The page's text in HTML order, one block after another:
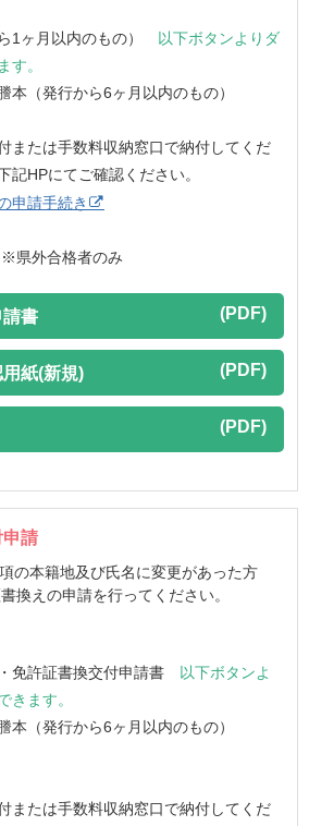
1ヶ月以内のもの）
以下ボタンよりダ
す。
本（発行から6ヶ月以内のもの）
または手数料収納窓口で納付してくだ
記HPにてご確認ください。
申請手続き
※県外合格者のみ
書
紙(新規)
請
の本籍地及び氏名に変更があった方
換えの申請を行ってください。
免許証書換交付申請書
以下ボタンよ
きます。
本（発行から6ヶ月以内のもの）
または手数料収納窓口で納付してくだ